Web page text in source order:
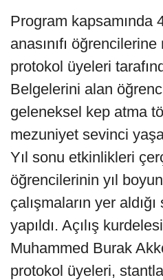
Program kapsamında
anasınıfı
protokol üyeleri
Belgelerini alan
geleneksel kep atma
mezuniyet sevinci
Yıl sonu etkinlikleri
öğrencilerinin yıl
çalışmaların yer aldığı
yapıldı. Açılış
Muhammed Burak
protokol üyeleri,